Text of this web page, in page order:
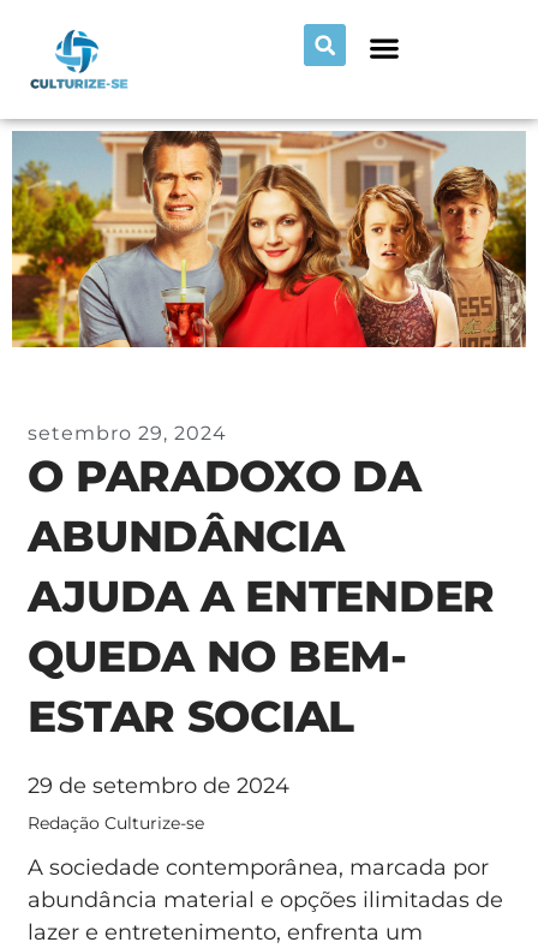
setembro 29, 2024
O PARADOXO DA
ABUNDÂNCIA
AJUDA A ENTENDER
QUEDA NO BEM-
ESTAR SOCIAL
29 de setembro de 2024
Redação Culturize-se
A sociedade contemporânea, marcada por
abundância material e opções ilimitadas de
lazer e entretenimento, enfrenta um